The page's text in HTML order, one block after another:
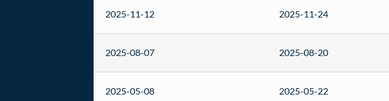
2025-11-12 2025-11-24
2025-08-07 2025-08-20
2025-05-08 2025-05-22